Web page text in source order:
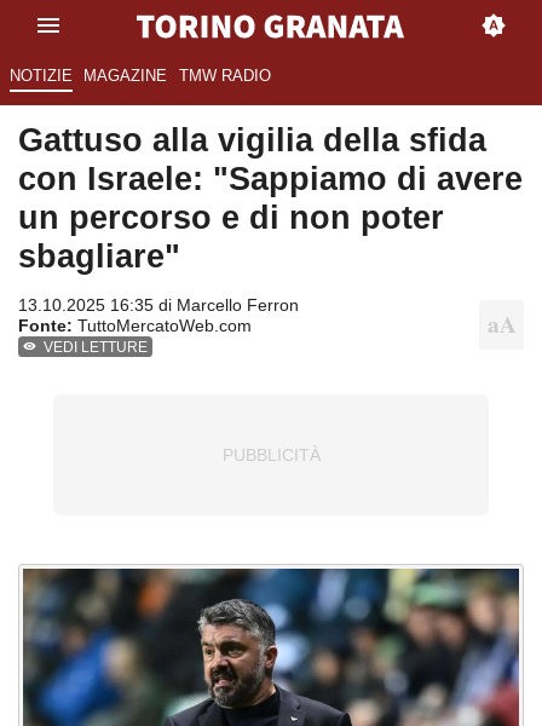
NOTIZIE MAGAZINE TMW RADIO
Gattuso alla vigilia della sfida
con Israele: "Sappiamo di avere
un percorso e di non poter
sbagliare"
13.10.2025 16:35 di Marcello Ferron
Fonte: TuttoMercatoWeb.com
VEDI LETTURE